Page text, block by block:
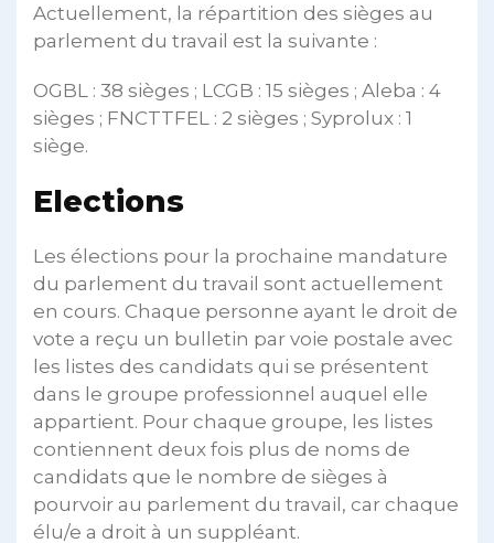
Actuellement, la répartition des sièges au
parlement du travail est la suivante :
OGBL : 38 sièges ; LCGB : 15 sièges ; Aleba : 4
sièges ; FNCTTFEL : 2 sièges ; Syprolux : 1
siège.
Elections
Les élections pour la prochaine mandature
du parlement du travail sont actuellement
en cours. Chaque personne ayant le droit de
vote a reçu un bulletin par voie postale avec
les listes des candidats qui se présentent
dans le groupe professionnel auquel elle
appartient. Pour chaque groupe, les listes
contiennent deux fois plus de noms de
candidats que le nombre de sièges à
pourvoir au parlement du travail, car chaque
élu/e a droit à un suppléant.